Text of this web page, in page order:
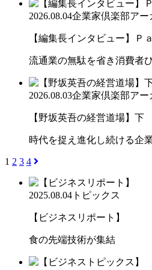
2026.08.04企業家倶楽部アー
【編集長インタビュー】
流通業の無駄を省き消費者
2026.08.03企業家倶楽部アー
【野坂英吾の経営道場】
時代を捉え進化し続ける企
1 2 3 4
2025.08.04 トピックス
【ビジネスリポート】
食の先端技術が集結